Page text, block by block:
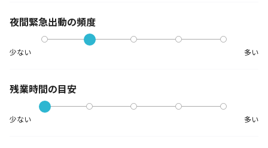
夜間緊急出動の頻度
少ない 多い
残業時間の目安
少ない 多い